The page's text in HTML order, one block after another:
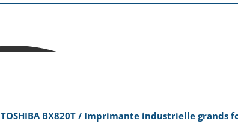
TOSHIBA BX820T / Imprimante industrielle grands